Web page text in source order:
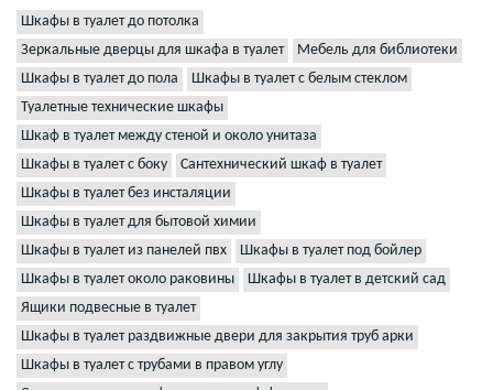
Шкафы в туалет до потолка
Зеркальные дверцы для шкафа в туалет
Мебель для библиотеки
Шкафы в туалет до пола
Шкафы в туалет с белым стеклом
Туалетные технические шкафы
Шкаф в туалет между стеной и около унитаза
Шкафы в туалет с боку
Сантехнический шкаф в туалет
Шкафы в туалет без инсталяции
Шкафы в туалет для бытовой химии
Шкафы в туалет из панелей пвх
Шкафы в туалет под бойлер
Шкафы в туалет около раковины
Шкафы в туалет в детский сад
Ящики подвесные в туалет
Шкафы в туалет раздвижные двери для закрытия труб арки
Шкафы в туалет с трубами в правом углу